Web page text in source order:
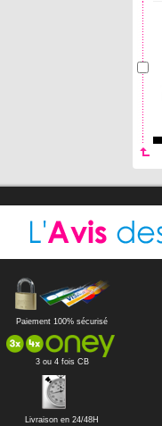
Paiement 100% sécurisé
3 ou 4 fois CB
Livraison en 24/48H